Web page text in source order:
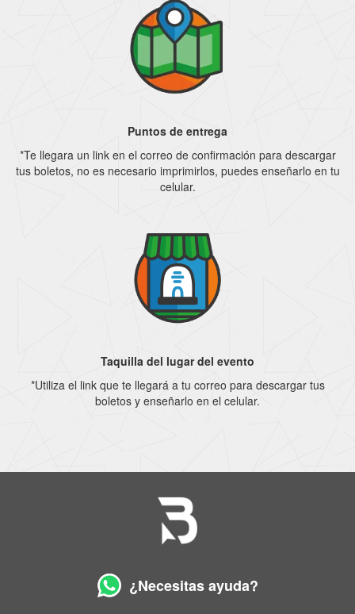
Puntos de entrega
*Te llegara un link en el correo de confirmación para descargar
tus boletos, no es necesario imprimirlos, puedes enseñarlo en tu
celular.
Taquilla del lugar del evento
*Utiliza el link que te llegará a tu correo para descargar tus
boletos y enseñarlo en el celular.
¿Necesitas ayuda?